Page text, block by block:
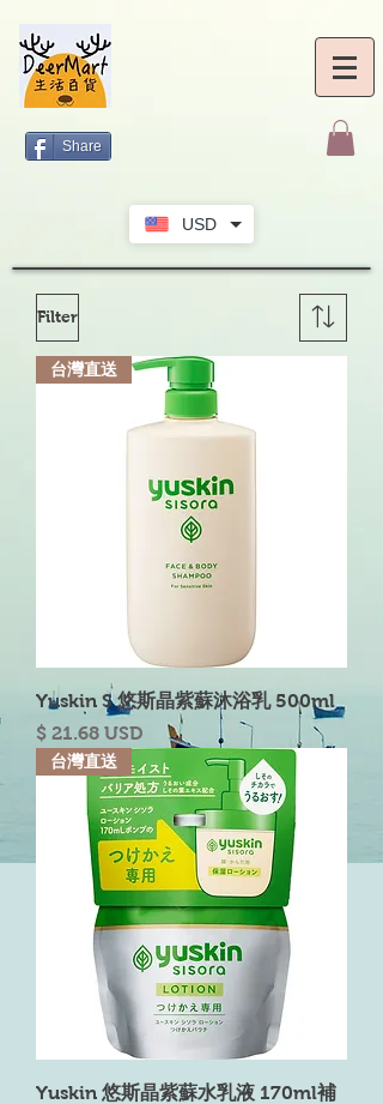
USD
Share
Filter
台灣直送
Yuskin S 悠斯晶紫蘇沐浴乳 500ml
Price
$ 21.68 USD
台灣直送
Yuskin 悠斯晶紫蘇水乳液 170ml補